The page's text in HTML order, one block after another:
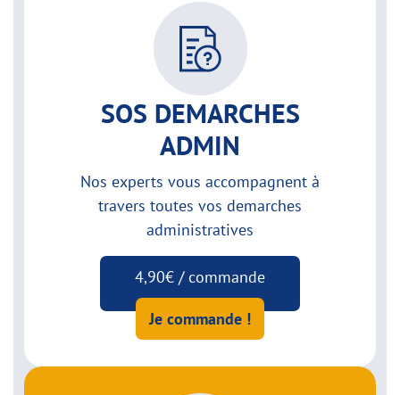
SOS DEMARCHES
ADMIN
Nos experts vous accompagnent à
travers toutes vos demarches
administratives
4,90€ / commande
Je commande !